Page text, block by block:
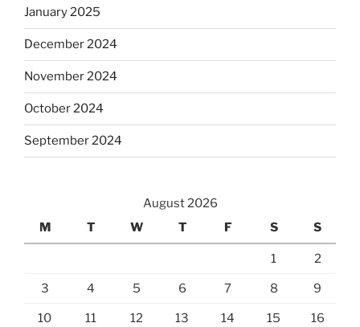
January 2025
December 2024
November 2024
October 2024
September 2024
August 2026
M
T W T F S S
1 2
3 4 5 6 7 8 9
10 11 12 13 14 15 16